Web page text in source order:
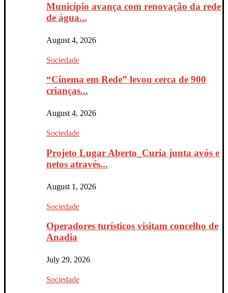
Município avança com renovação da rede
de água...
August 4, 2026
Sociedade
“Cinema em Rede” levou cerca de 900
crianças...
August 4, 2026
Sociedade
Projeto Lugar Aberto_Curia junta avós e
netos através...
August 1, 2026
Sociedade
Operadores turísticos visitam concelho de
Anadia
July 29, 2026
Sociedade